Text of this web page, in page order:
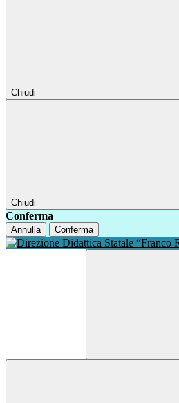
Chiudi
Chiudi
Conferma
Annulla Conferma